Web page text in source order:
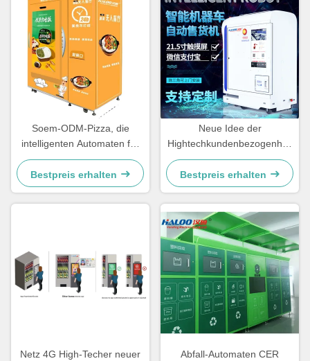
Soem-ODM-Pizza, die
intelligenten Automaten für
gesunde Nahrung kocht
Bestpreis erhalten
Neue Idee der
Hightechkundenbezogenheit
Machinewith-CER Zertifikat
verkaufend
Bestpreis erhalten
Netz 4G High-Techer neuer
Abfall-Automaten CER